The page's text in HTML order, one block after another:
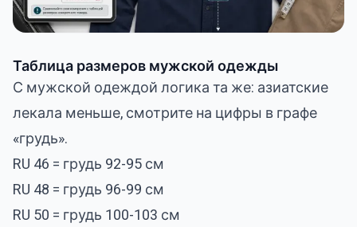
Таблица размеров мужской одежды
С мужской одеждой логика та же: азиатские
лекала меньше, смотрите на цифры в графе
«грудь».
RU 46 = грудь 92-95 см
RU 48 = грудь 96-99 см
RU 50 = грудь 100-103 см